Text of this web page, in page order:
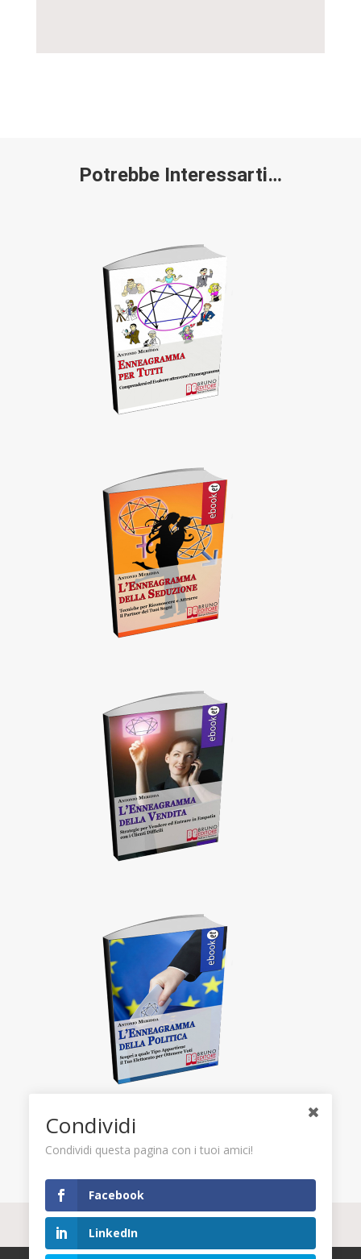
Potrebbe Interessarti…
Condividi
Condividi questa pagina con i tuoi amici!
Facebook
LinkedIn